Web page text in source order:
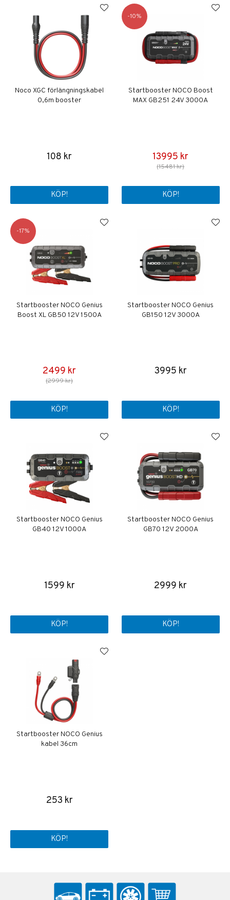
Noco XGC förlängningskabel
0,6m booster
108 kr
KÖP!
10
Startbooster NOCO Boost
MAX GB251 24V 3000A
13995 kr
(15481 kr)
KÖP!
17
Startbooster NOCO Genius
Boost XL GB50 12V 1500A
2499 kr
(2999 kr)
KÖP!
Startbooster NOCO Genius
GB150 12V 3000A
3995 kr
KÖP!
Startbooster NOCO Genius
GB40 12V 1000A
1599 kr
KÖP!
Startbooster NOCO Genius
GB70 12V 2000A
2999 kr
KÖP!
Startbooster NOCO Genius
kabel 36cm
253 kr
KÖP!